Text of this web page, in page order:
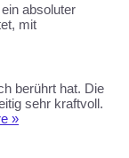
absoluter
mit
berührt hat. Die
sehr kraftvoll.
»